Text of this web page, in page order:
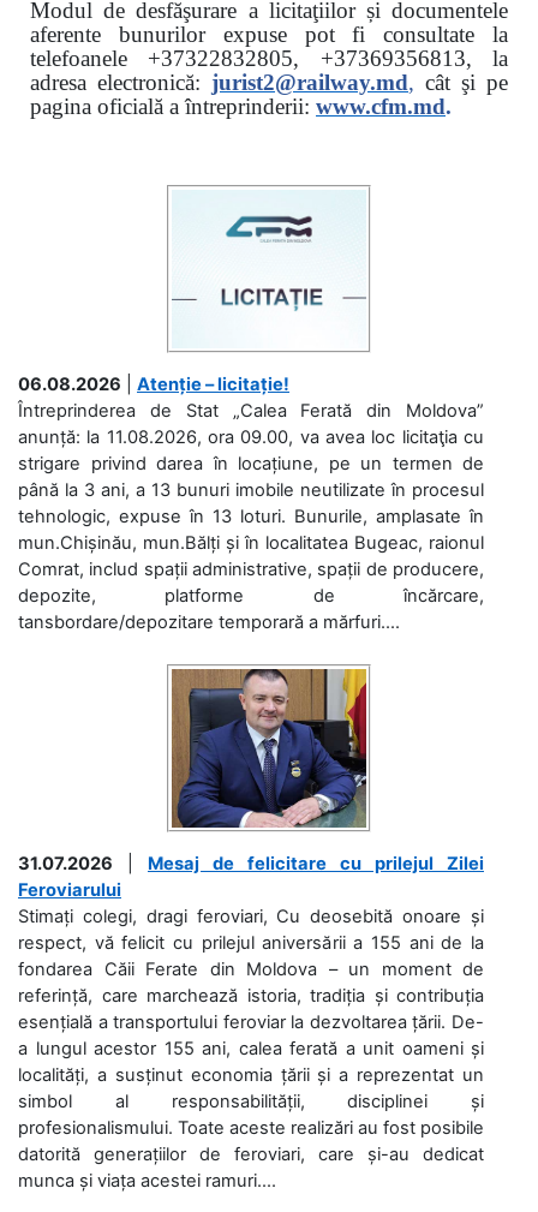
Modul de desfăşurare a licitaţiilor și documentele
aferente bunurilor expuse pot fi consultate la
telefoanele +37322832805, +37369356813, la
adresa electronică: jurist2@railway.md, cât şi pe
pagina oficială a întreprinderii: www.cfm.md.
06.08.2026
Atenție – licitație!
Întreprinderea de Stat „Calea Ferată din Moldova”
anunță: la 11.08.2026, ora 09.00, va avea loc licitaţia cu
strigare privind darea în locațiune, pe un termen de
până la 3 ani, a 13 bunuri imobile neutilizate în procesul
tehnologic, expuse în 13 loturi. Bunurile, amplasate în
mun.Chișinău, mun.Bălți și în localitatea Bugeac, raionul
Comrat, includ spații administrative, spații de producere,
depozite, platforme de încărcare,
tansbordare/depozitare temporară a mărfuri....
31.07.2026
Mesaj de felicitare cu prilejul Zilei
Feroviarului
Stimați colegi, dragi feroviari, Cu deosebită onoare și
respect, vă felicit cu prilejul aniversării a 155 ani de la
fondarea Căii Ferate din Moldova – un moment de
referință, care marchează istoria, tradiția și contribuția
esențială a transportului feroviar la dezvoltarea țării. De-
a lungul acestor 155 ani, calea ferată a unit oameni și
localități, a susținut economia țării și a reprezentat un
simbol al responsabilității, disciplinei și
profesionalismului. Toate aceste realizări au fost posibile
datorită generațiilor de feroviari, care și-au dedicat
munca și viața acestei ramuri....